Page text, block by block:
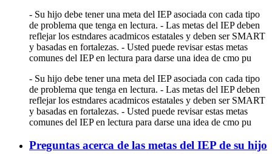
- Su hijo debe tener una meta del IEP asociada con cada tipo
de problema que tenga en lectura. - Las metas del IEP deben
reflejar los estndares acadmicos estatales y deben ser SMART
y basadas en fortalezas. - Usted puede revisar estas metas
comunes del IEP en lectura para darse una idea de cmo pu
- Su hijo debe tener una meta del IEP asociada con cada tipo
de problema que tenga en lectura. - Las metas del IEP deben
reflejar los estndares acadmicos estatales y deben ser SMART
y basadas en fortalezas. - Usted puede revisar estas metas
comunes del IEP en lectura para darse una idea de cmo pu
Preguntas acerca de las metas del IEP de su hijo